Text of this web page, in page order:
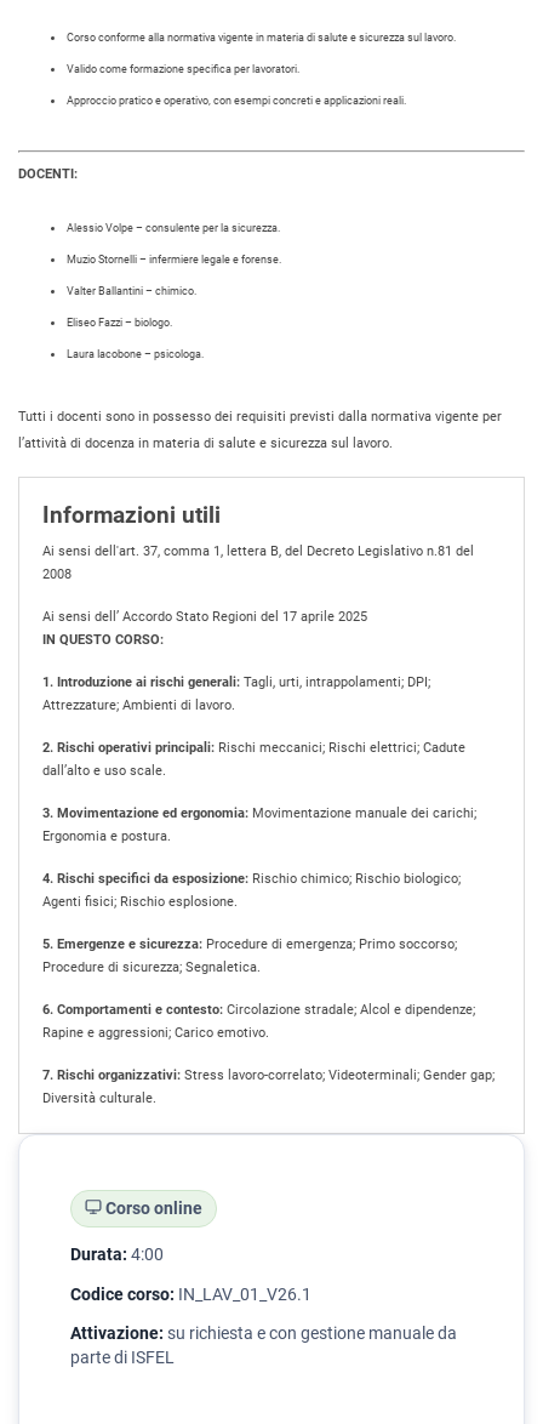
Corso conforme alla normativa vigente in materia di salute e sicurezza sul lavoro.
Valido come formazione specifica per lavoratori.
Approccio pratico e operativo, con esempi concreti e applicazioni reali.
DOCENTI:
Alessio Volpe – consulente per la sicurezza.
Muzio Stornelli – infermiere legale e forense.
Valter Ballantini – chimico.
Eliseo Fazzi – biologo.
Laura Iacobone – psicologa.
Tutti i docenti sono in possesso dei requisiti previsti dalla normativa vigente per
l’attività di docenza in materia di salute e sicurezza sul lavoro.
Informazioni utili
Ai sensi dell'art. 37, comma 1, lettera B, del Decreto Legislativo n.81 del
2008
Ai sensi dell’ Accordo Stato Regioni del 17 aprile 2025
IN QUESTO CORSO:
1. Introduzione ai rischi generali: Tagli, urti, intrappolamenti; DPI;
Attrezzature; Ambienti di lavoro.
2. Rischi operativi principali: Rischi meccanici; Rischi elettrici; Cadute
dall’alto e uso scale.
3. Movimentazione ed ergonomia: Movimentazione manuale dei carichi;
Ergonomia e postura.
4. Rischi specifici da esposizione: Rischio chimico; Rischio biologico;
Agenti fisici; Rischio esplosione.
5. Emergenze e sicurezza: Procedure di emergenza; Primo soccorso;
Procedure di sicurezza; Segnaletica.
6. Comportamenti e contesto: Circolazione stradale; Alcol e dipendenze;
Rapine e aggressioni; Carico emotivo.
7. Rischi organizzativi: Stress lavoro-correlato; Videoterminali; Gender gap;
Diversità culturale.
Corso online
Durata: 4:00
Codice corso: IN_LAV_01_V26.1
Attivazione: su richiesta e con gestione manuale da
parte di ISFEL